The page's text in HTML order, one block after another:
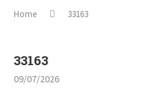
Home 33163
33163
09/07/2026